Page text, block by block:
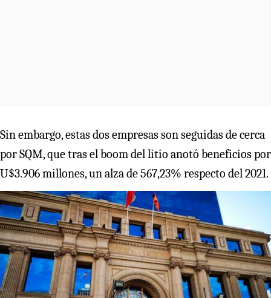
Sin embargo, estas dos empresas son seguidas de cerca
por SQM, que tras el boom del litio anotó beneficios por
U$3.906 millones, un alza de 567,23% respecto del 2021.